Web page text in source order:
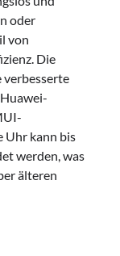
oder
von
Die
verbesserte
Uhr kann bis
werden, was
älteren